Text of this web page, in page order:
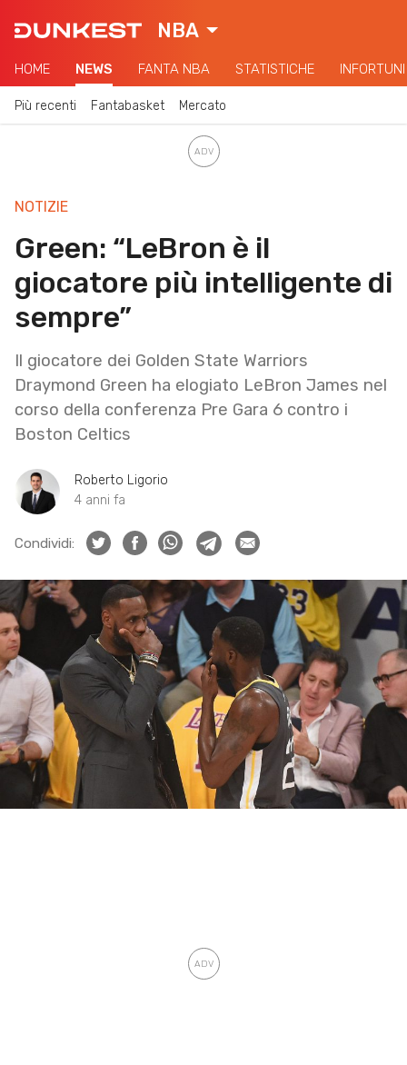
NBA
HOME NEWS FANTA NBA STATISTICHE INFORTUNI
Più recenti Fantabasket Mercato
NOTIZIE
Green: “LeBron è il
giocatore più intelligente di
sempre”
Il giocatore dei Golden State Warriors
Draymond Green ha elogiato LeBron James nel
corso della conferenza Pre Gara 6 contro i
Boston Celtics
Roberto Ligorio
4 anni fa
Condividi: